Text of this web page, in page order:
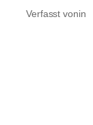
Verfasst vonin